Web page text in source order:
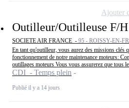
Outilleur/Outilleuse F/H
SOCIETE AIR FRANCE - 95 - ROISSY-EN-
En tant qu'outilleur, vous aurez des missions clés
fonctionnement de notre maintenance moteurs:
outillages moteurs Vous vous assurerez que tous
CDI - Temps plein
Publié il y a 14 jours
Ajouter